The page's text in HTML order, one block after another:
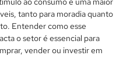
tanto para moradia quanto
Entender como esse
o setor é essencial para
vender ou investir em